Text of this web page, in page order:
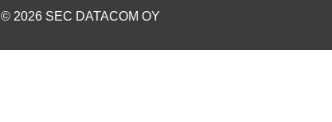
© 2026 SEC DATACOM OY